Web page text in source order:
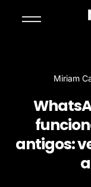
Miriam
antigos: